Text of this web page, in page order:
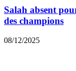
Salah absent
des champions
08/12/2025